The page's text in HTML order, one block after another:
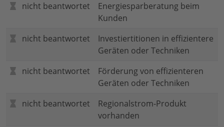
nicht beantwortet
Energiesparberatung beim
Kunden
nicht beantwortet
Investiertitionen in effizientere
Geräten oder Techniken
nicht beantwortet
Förderung von effizienteren
Geräten oder Techniken
nicht beantwortet
Regionalstrom-Produkt
vorhanden